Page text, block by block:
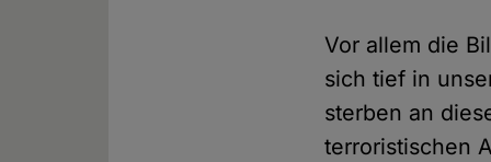
Vor allem die
sich tief in
sterben an
terroristischen